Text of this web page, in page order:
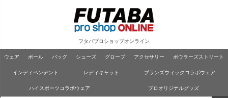
フタバプロショップオンライン
ウェア ボール バッグ シューズ グローブ アクセサリー ボウラーズストリート
インディペンデント レディキャット ブランズウィックコラボウェア
ハイスポーツコラボウェア プロオリジナルグッズ